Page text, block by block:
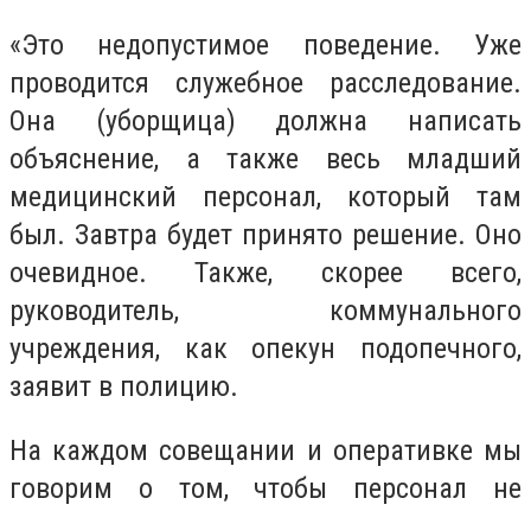
«Это недопустимое поведение. Уже
проводится служебное расследование.
Она (уборщица) должна написать
объяснение, а также весь младший
медицинский персонал, который там
был. Завтра будет принято решение. Оно
очевидное. Также, скорее всего,
руководитель, коммунального
учреждения, как опекун подопечного,
заявит в полицию.
На каждом совещании и оперативке мы
говорим о том, чтобы персонал не